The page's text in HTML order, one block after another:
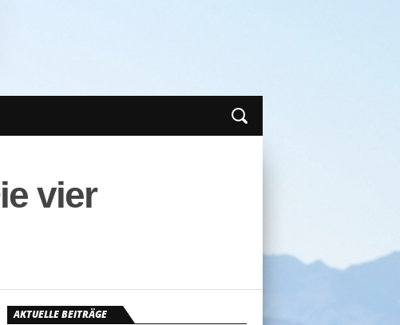
vier
AKTUELLE BEITRÄGE